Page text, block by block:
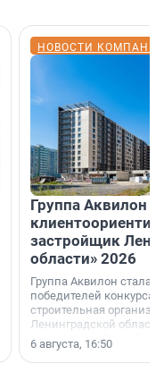
НОВОСТИ
Группа Аквилон
застройщик
области» 2026
Группа Аквилон стала
победителей конкурса
строительная
Ленинградской области
номинации «Самый
застройщик
6 августа, 16:50